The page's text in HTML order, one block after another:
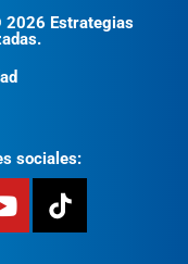
2026 Estrategias
sociales: